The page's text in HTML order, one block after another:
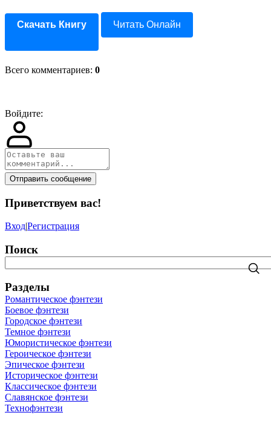
Скачать Книгу Читать Онлайн
Всего комментариев: 0
Войдите:
Отправить сообщение
Приветствуем вас!
Вход|Регистрация
Поиск
Разделы
Романтическое фэнтези
Боевое фэнтези
Городское фэнтези
Темное фэнтези
Юмористическое фэнтези
Героическое фэнтези
Эпическое фэнтези
Историческое фэнтези
Классическое фэнтези
Славянское фэнтези
Технофэнтези